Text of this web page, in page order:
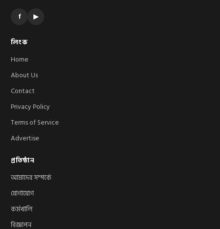
f ▶
লিংক
Home
About Us
Contact
Privacy Policy
Terms of Service
Advertise
প্রতিষ্ঠান
আমাদের সম্পর্কে
যোগাযোগ
কর্মখালি
বিজ্ঞাপন